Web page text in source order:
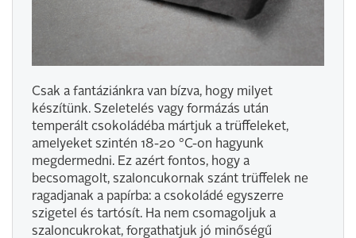
Csak a fantáziánkra van bízva, hogy milyet
készítünk. Szeletelés vagy formázás után
temperált csokoládéba mártjuk a trüffeleket,
amelyeket szintén 18-20 °C-on hagyunk
megdermedni. Ez azért fontos, hogy a
becsomagolt, szaloncukornak szánt trüffelek ne
ragadjanak a papírba: a csokoládé egyszerre
szigetel és tartósít. Ha nem csomagoljuk a
szaloncukrokat, forgathatjuk jó minőségű